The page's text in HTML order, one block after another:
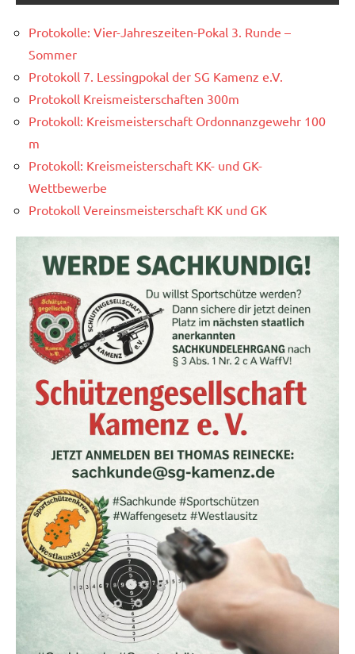
Protokolle: Vier-Jahreszeiten-Pokal 3. Runde –
Sommer
Protokoll 7. Lessingpokal der SG Kamenz e.V.
Protokoll Kreismeisterschaften 300m
Protokoll: Kreismeisterschaft Ordonnanzgewehr 100
m
Protokoll: Kreismeisterschaft KK- und GK-
Wettbewerbe
Protokoll Vereinsmeisterschaft KK und GK